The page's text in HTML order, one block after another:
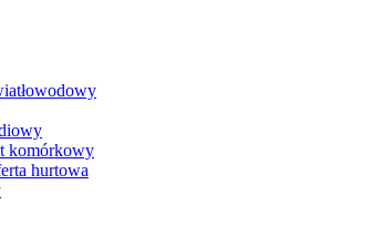
komórkowy
hurtowa